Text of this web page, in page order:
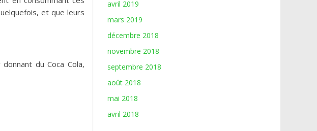
et que leurs
du Coca Cola,
avril 2019
mars 2019
décembre 2018
novembre 2018
septembre 2018
août 2018
mai 2018
avril 2018